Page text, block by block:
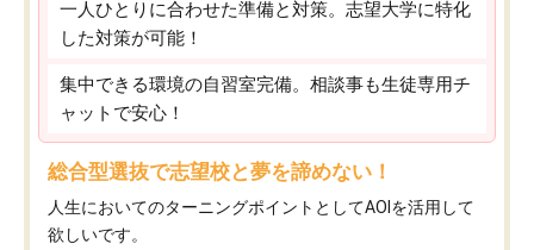
一人ひとりに合わせた準備と対策。志望大学に特化
した対策が可能！
集中できる環境の自習室完備。相談事も生徒専用チ
ャットで安心！
総合型選抜で志望校と夢を諦めない！
人生においてのターニングポイントとしてAOIを活用して
欲しいです。